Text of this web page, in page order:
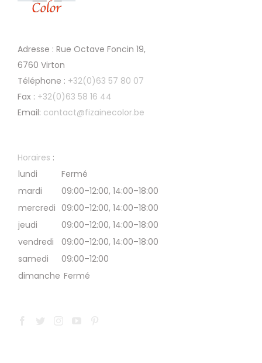
Adresse : Rue Octave Foncin 19,
6760 Virton
Téléphone : +32(0)63 57 80 07
Fax : +32(0)63 58 16 44
Email: contact@fizainecolor.be
Horaires :
lundi
Fermé
mardi
09:00–12:00, 14:00–18:00
mercredi 09:00–12:00, 14:00–18:00
jeudi
09:00–12:00, 14:00–18:00
vendredi
09:00–12:00, 14:00–18:00
samedi
09:00–12:00
dimanche Fermé